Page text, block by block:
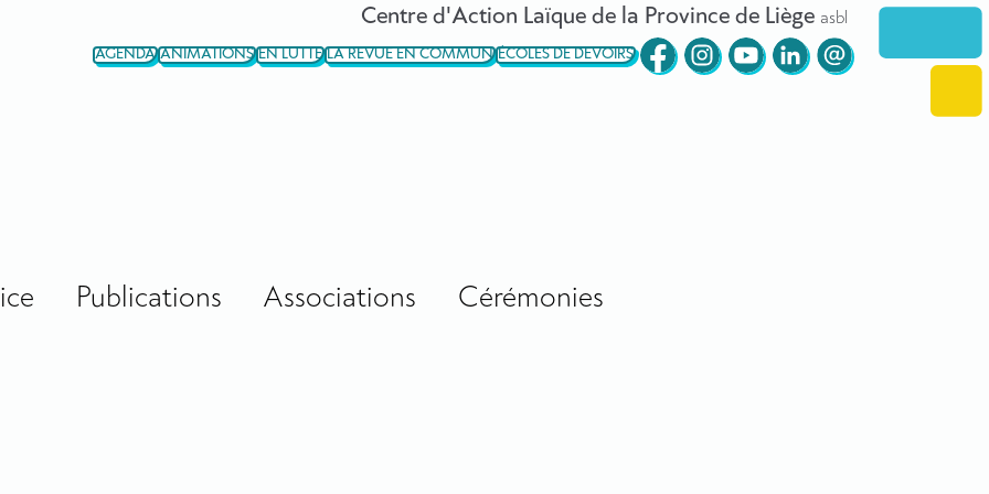
Centre d'Action Laïque de la Province de Liège asbl
AGENDA ANIMATIONS EN LUTTE LA REVUE EN COMMUN ÉCOLES DE DEVOIRS
Publications Associations Cérémonies